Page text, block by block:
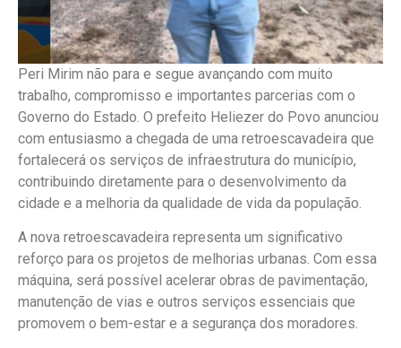
Peri Mirim não para e segue avançando com muito
trabalho, compromisso e importantes parcerias com o
Governo do Estado. O prefeito Heliezer do Povo anunciou
com entusiasmo a chegada de uma retroescavadeira que
fortalecerá os serviços de infraestrutura do município,
contribuindo diretamente para o desenvolvimento da
cidade e a melhoria da qualidade de vida da população.
A nova retroescavadeira representa um significativo
reforço para os projetos de melhorias urbanas. Com essa
máquina, será possível acelerar obras de pavimentação,
manutenção de vias e outros serviços essenciais que
promovem o bem-estar e a segurança dos moradores.